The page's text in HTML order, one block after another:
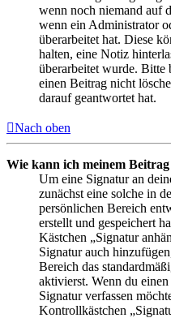
wenn noch niemand auf
wenn ein Administrator
überarbeitet hat. Diese
halten, eine Notiz
überarbeitet wurde. Bitte
einen Beitrag nicht
darauf geantwortet hat.
Nach oben
Wie kann ich meinem
Um eine Signatur an
zunächst eine solche in
persönlichen Bereich
erstellt und gespeichert
Kästchen „Signatur
Signatur auch
Bereich das
aktivierst. Wenn du
Signatur verfassen
Kontrollkästchen